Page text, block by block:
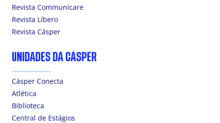
Revista Communicare
Revista Líbero
Revista Cásper
UNIDADES DA CÁSPER
Cásper Conecta
Atlética
Biblioteca
Central de Estágios